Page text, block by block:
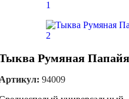
Румяная Папайя
94009